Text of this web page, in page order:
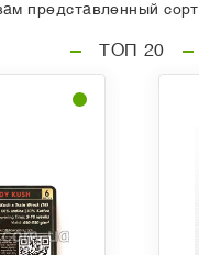
представленный сорт.
ТОП 20